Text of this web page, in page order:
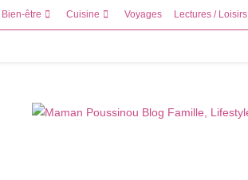
Bien-être Cuisine Voyages Lectures / Loisirs